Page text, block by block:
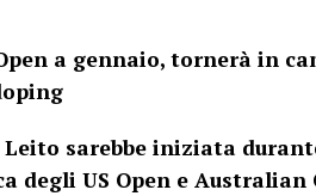
a gennaio, tornerà in
sarebbe iniziata
US Open e Australian